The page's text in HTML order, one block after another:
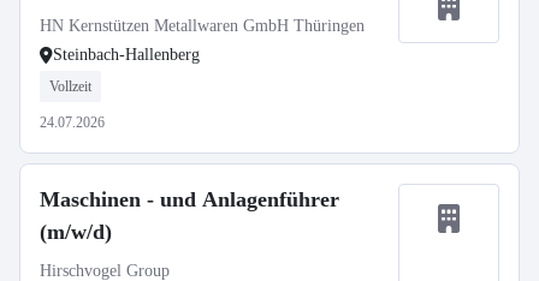
HN Kernstützen Metallwaren GmbH Thüringen
Steinbach-Hallenberg
Vollzeit
24.07.2026
Maschinen - und Anlagenführer
(m/w/d)
Hirschvogel Group